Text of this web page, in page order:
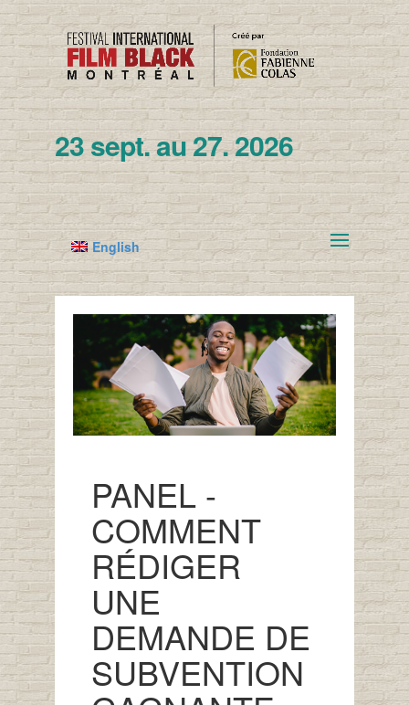
23 sept. au 27. 2026
English
PANEL -
COMMENT
RÉDIGER
UNE
DEMANDE DE
SUBVENTION